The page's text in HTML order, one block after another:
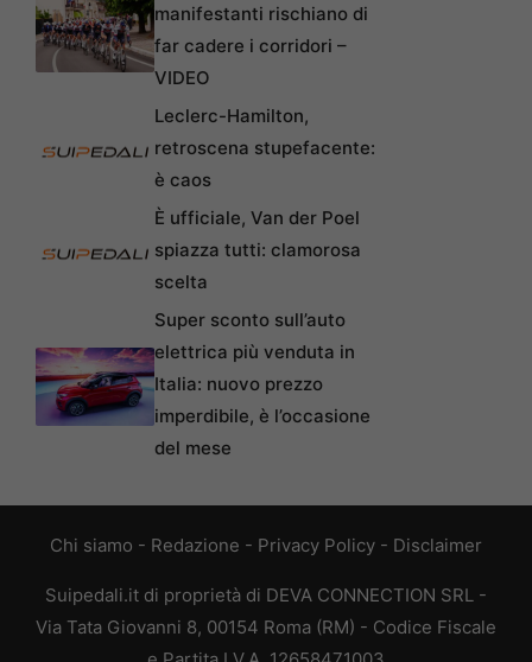
manifestanti rischiano di
far cadere i corridori –
VIDEO
Leclerc-Hamilton,
retroscena stupefacente:
è caos
È ufficiale, Van der Poel
spiazza tutti: clamorosa
scelta
Super sconto sull’auto
elettrica più venduta in
Italia: nuovo prezzo
imperdibile, è l’occasione
del mese
Chi siamo - Redazione - Privacy Policy - Disclaimer
Suipedali.it di proprietà di DEVA CONNECTION SRL -
Via Tata Giovanni 8, 00154 Roma (RM) - Codice Fiscale